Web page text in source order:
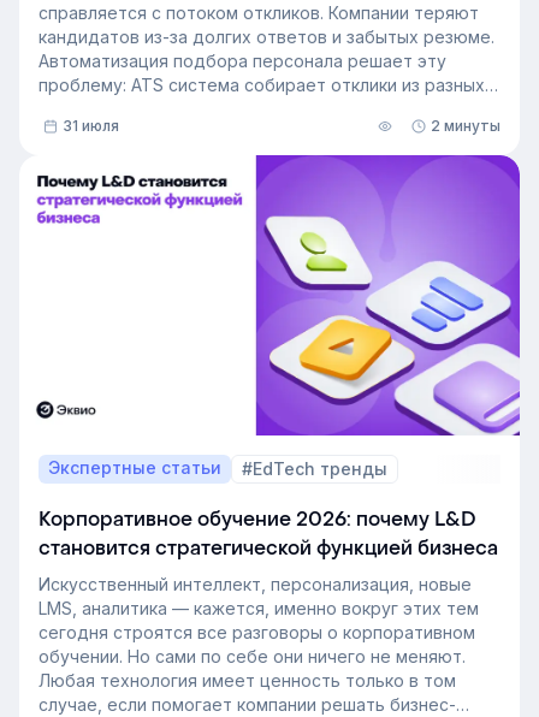
справляется с потоком откликов. Компании теряют
кандидатов из-за долгих ответов и забытых резюме.
Автоматизация подбора персонала решает эту
проблему: ATS система собирает отклики из разных
снимает с рекрутера рутину. Сегодня программа для
рекрутинга – это базовый инструмент для быстрого
и системного закрытия вакансий.
31 июля 2 минуты
Экспертные статьи #EdTech тренды
Корпоративное обучение 2026: почему L&D
становится стратегической функцией бизнеса
Искусственный интеллект, персонализация, новые
LMS, аналитика — кажется, именно вокруг этих тем
сегодня строятся все разговоры о корпоративном
обучении. Но сами по себе они ничего не меняют.
Любая технология имеет ценность только в том
случае, если помогает компании решать бизнес-